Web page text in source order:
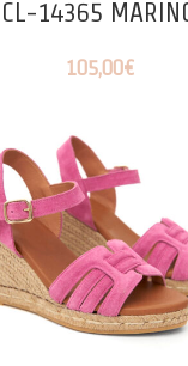
CL-14365
105,00€